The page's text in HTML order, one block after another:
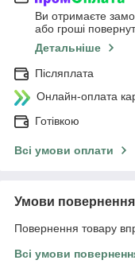
Ви отримаєте
або гроші
Детальніше
Післяплата
Онлайн-оплата
Готівкою
Всі умови оплати
Умови повернення
Повернення товару
Всі умови